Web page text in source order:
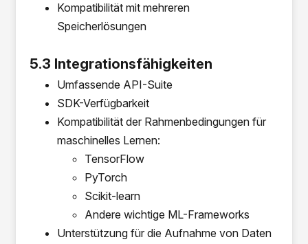
Kompatibilität mit mehreren
Speicherlösungen
5.3 Integrationsfähigkeiten
Umfassende API-Suite
SDK-Verfügbarkeit
Kompatibilität der Rahmenbedingungen für
maschinelles Lernen:
TensorFlow
PyTorch
Scikit-learn
Andere wichtige ML-Frameworks
Unterstützung für die Aufnahme von Daten